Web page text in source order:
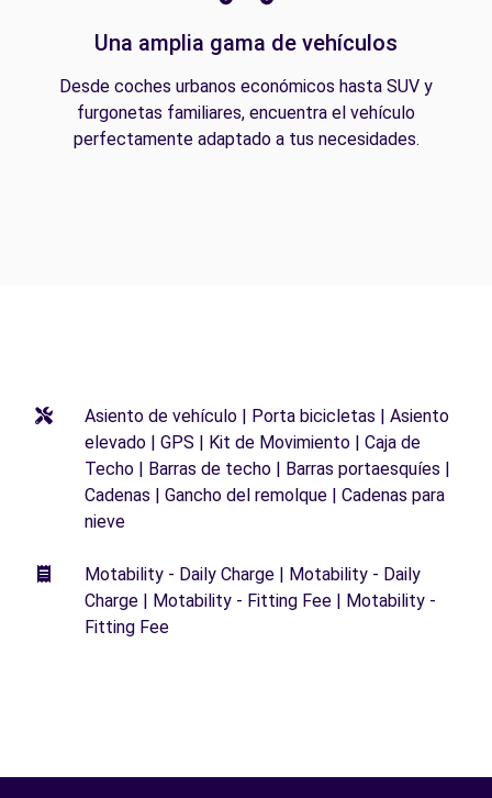
Una amplia gama de vehículos
Desde coches urbanos económicos hasta SUV y
furgonetas familiares, encuentra el vehículo
perfectamente adaptado a tus necesidades.
Asiento de vehículo | Porta bicicletas | Asiento
elevado | GPS | Kit de Movimiento | Caja de
Techo | Barras de techo | Barras portaesquíes |
Cadenas | Gancho del remolque | Cadenas para
nieve
Motability - Daily Charge | Motability - Daily
Charge | Motability - Fitting Fee | Motability -
Fitting Fee